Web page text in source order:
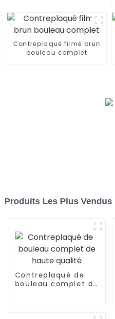
Contreplaqué filmé brun
bouleau complet
Produits Les Plus Vendus
Contreplaqué de
bouleau complet de